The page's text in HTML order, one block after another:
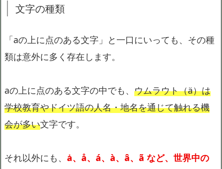
文字の種類
「aの上に点のある文字」と一口にいっても、その種
類は意外に多く存在します。
aの上に点のある文字の中でも、 ウムラウト（ä）は
学校教育やドイツ語の人名・地名を通じて触れる機
会が多い文字です。
それ以外にも、 ȧ、å、á、à、â、ã など、世界中の